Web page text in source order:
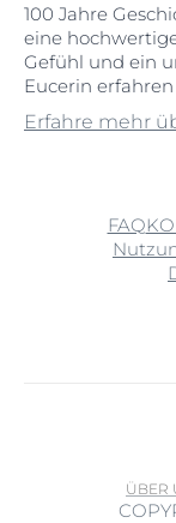
100 Jahre
eine
Gefühl und ein
Eucerin erfahren
Erfahre mehr
FAQ
ÜBER